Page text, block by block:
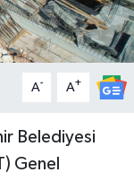
A- A+
Belediyesi
Genel